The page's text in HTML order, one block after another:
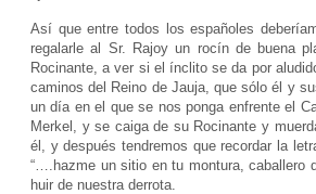
Así que entre todos los españoles
regalarle al Sr. Rajoy un rocín de buena
Rocinante, a ver si el ínclito se da por
caminos del Reino de Jauja, que sólo él y
un día en el que se nos ponga enfrente el
Merkel, y se caiga de su Rocinante y
él, y después tendremos que recordar la
“….hazme un sitio en tu montura, caballero
huir de nuestra derrota.